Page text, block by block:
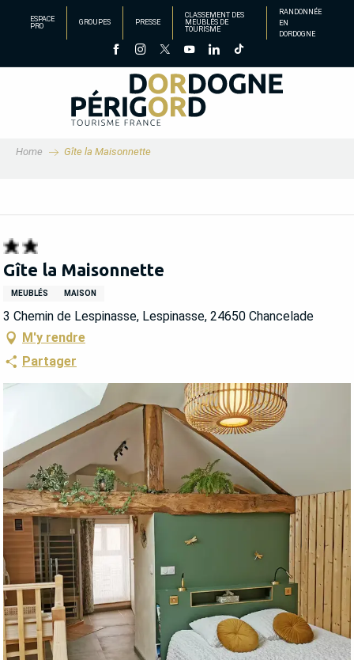
principal
ESPACE
PRO
GROUPES PRESSE
CLASSEMENT DES
MEUBLÉS DE
TOURISME
RANDONNÉE
EN
DORDOGNE
Home Gîte la Maisonnette
Gîte la Maisonnette
MEUBLÉS MAISON
3 Chemin de Lespinasse, Lespinasse, 24650 Chancelade
M'y rendre
Partager